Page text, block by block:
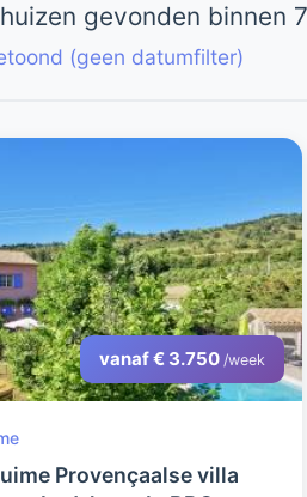
gevonden binnen
(geen datumfilter)
vanaf € 3.750 /week
Provençaalse villa